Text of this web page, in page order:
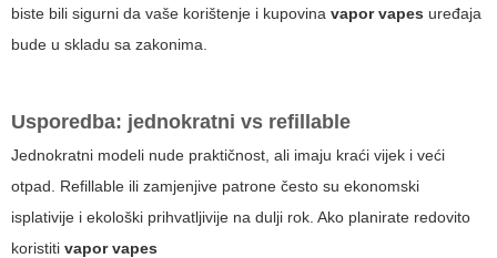
biste bili sigurni da vaše korištenje i kupovina vapor vapes uređaja
bude u skladu sa zakonima.
Usporedba: jednokratni vs refillable
Jednokratni modeli nude praktičnost, ali imaju kraći vijek i veći
otpad. Refillable ili zamjenjive patrone često su ekonomski
isplativije i ekološki prihvatljivije na dulji rok. Ako planirate redovito
koristiti vapor vapes